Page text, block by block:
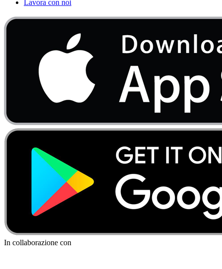
Lavora con noi
In collaborazione con